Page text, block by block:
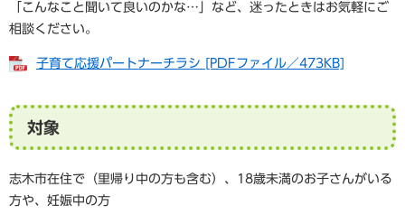
「こんなこと聞いて良いのかな…」など、迷ったときはお気軽にご
相談ください。
子育て応援パートナーチラシ [PDFファイル／473KB]
対象
志木市在住で（里帰り中の方も含む）、18歳未満のお子さんがいる
方や、妊娠中の方